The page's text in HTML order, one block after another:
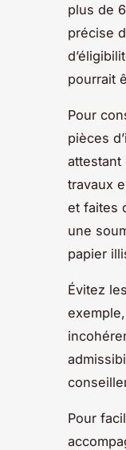
plus de
précise
pourrait
Pour
pièces
attestant
travaux
et faites
une
papier
Évitez
Pour